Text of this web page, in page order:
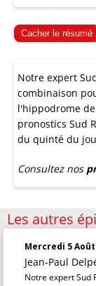
Cacher le résumé
Notre expert
combinaison
l'hippodrome
pronostics Sud
du quinté du
Consultez nos
Les autres
Mercredi 5 Août
Jean-Paul
Notre expert Sud